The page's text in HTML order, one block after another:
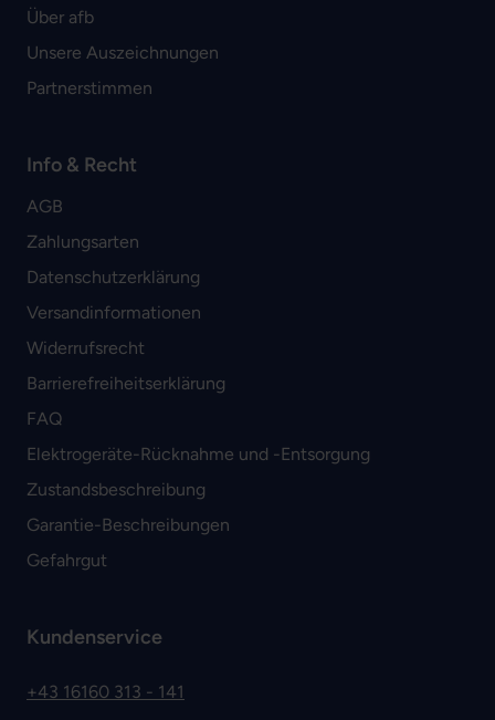
Über afb
Unsere Auszeichnungen
Partnerstimmen
Info & Recht
AGB
Zahlungsarten
Datenschutzerklärung
Versandinformationen
Widerrufsrecht
Barrierefreiheitserklärung
FAQ
Elektrogeräte-Rücknahme und -Entsorgung
Zustandsbeschreibung
Garantie-Beschreibungen
Gefahrgut
Kundenservice
+43 16160 313 - 141